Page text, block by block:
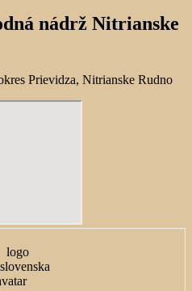
nádrž Nitrianske
Prievidza, Nitrianske Rudno